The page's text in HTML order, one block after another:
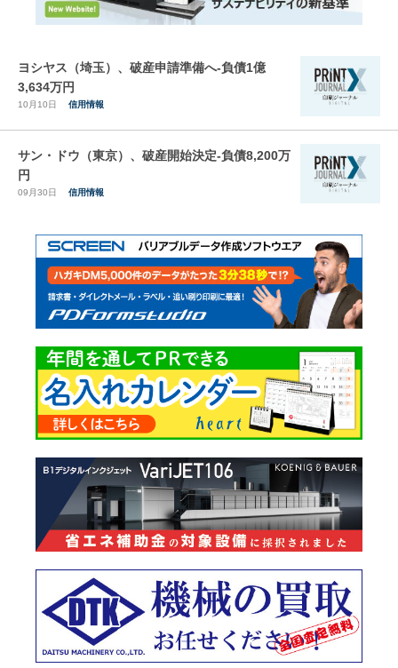
ヨシヤス（埼玉）、破産申請準備へ-負債1億
3,634万円
10月10日 信用情報
サン・ドウ（東京）、破産開始決定-負債8,200万
円
09月30日 信用情報